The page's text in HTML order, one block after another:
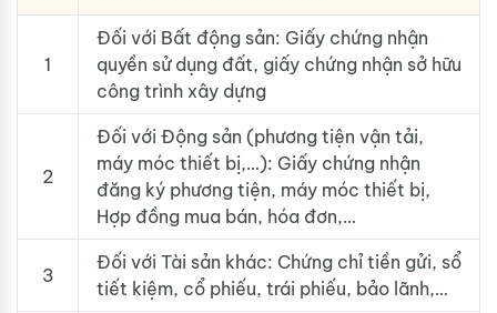
1
Đối với Bất động sản: Giấy chứng nhận
quyền sử dụng đất, giấy chứng nhận sở hữu
công trình xây dựng
2
Đối với Động sản (phương tiện vận tải,
máy móc thiết bị,…): Giấy chứng nhận
đăng ký phương tiện, máy móc thiết bị,
Hợp đồng mua bán, hóa đơn,…
3
Đối với Tài sản khác: Chứng chỉ tiền gửi, sổ
tiết kiệm, cổ phiếu, trái phiếu, bảo lãnh,…